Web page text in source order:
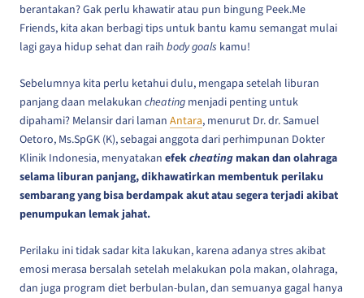
berantakan? Gak perlu khawatir atau pun bingung Peek.Me
Friends, kita akan berbagi tips untuk bantu kamu semangat mulai
lagi gaya hidup sehat dan raih body goals kamu!
Sebelumnya kita perlu ketahui dulu, mengapa setelah liburan
panjang daan melakukan cheating menjadi penting untuk
dipahami? Melansir dari laman Antara, menurut Dr. dr. Samuel
Oetoro, Ms.SpGK (K), sebagai anggota dari perhimpunan Dokter
Klinik Indonesia, menyatakan efekcheating makan dan olahraga
selama liburan panjang, dikhawatirkan membentuk perilaku
sembarang yang bisa berdampak akut atau segera terjadi akibat
penumpukan lemak jahat.
Perilaku ini tidak sadar kita lakukan, karena adanya stres akibat
emosi merasa bersalah setelah melakukan pola makan, olahraga,
dan juga program diet berbulan-bulan, dan semuanya gagal hanya